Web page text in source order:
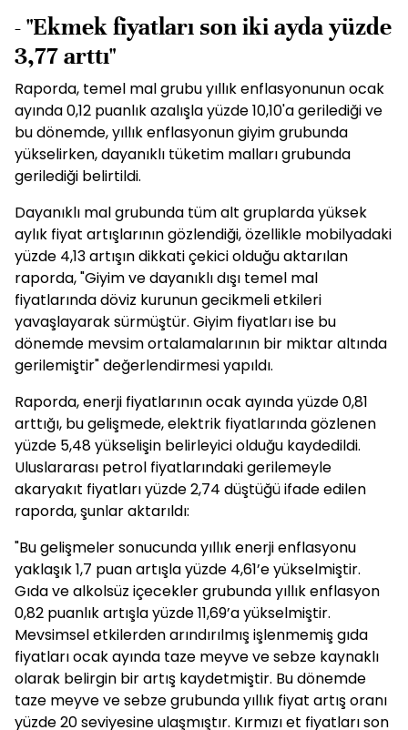
- "Ekmek fiyatları son iki ayda yüzde
3,77 arttı"
Raporda, temel mal grubu yıllık enflasyonunun ocak
ayında 0,12 puanlık azalışla yüzde 10,10'a gerilediği ve
bu dönemde, yıllık enflasyonun giyim grubunda
yükselirken, dayanıklı tüketim malları grubunda
gerilediği belirtildi.
Dayanıklı mal grubunda tüm alt gruplarda yüksek
aylık fiyat artışlarının gözlendiği, özellikle mobilyadaki
yüzde 4,13 artışın dikkati çekici olduğu aktarılan
raporda, "Giyim ve dayanıklı dışı temel mal
fiyatlarında döviz kurunun gecikmeli etkileri
yavaşlayarak sürmüştür. Giyim fiyatları ise bu
dönemde mevsim ortalamalarının bir miktar altında
gerilemiştir" değerlendirmesi yapıldı.
Raporda, enerji fiyatlarının ocak ayında yüzde 0,81
arttığı, bu gelişmede, elektrik fiyatlarında gözlenen
yüzde 5,48 yükselişin belirleyici olduğu kaydedildi.
Uluslararası petrol fiyatlarındaki gerilemeyle
akaryakıt fiyatları yüzde 2,74 düştüğü ifade edilen
raporda, şunlar aktarıldı:
"Bu gelişmeler sonucunda yıllık enerji enflasyonu
yaklaşık 1,7 puan artışla yüzde 4,61’e yükselmiştir.
Gıda ve alkolsüz içecekler grubunda yıllık enflasyon
0,82 puanlık artışla yüzde 11,69’a yükselmiştir.
Mevsimsel etkilerden arındırılmış işlenmemiş gıda
fiyatları ocak ayında taze meyve ve sebze kaynaklı
olarak belirgin bir artış kaydetmiştir. Bu dönemde
taze meyve ve sebze grubunda yıllık fiyat artış oranı
yüzde 20 seviyesine ulaşmıştır. Kırmızı et fiyatları son